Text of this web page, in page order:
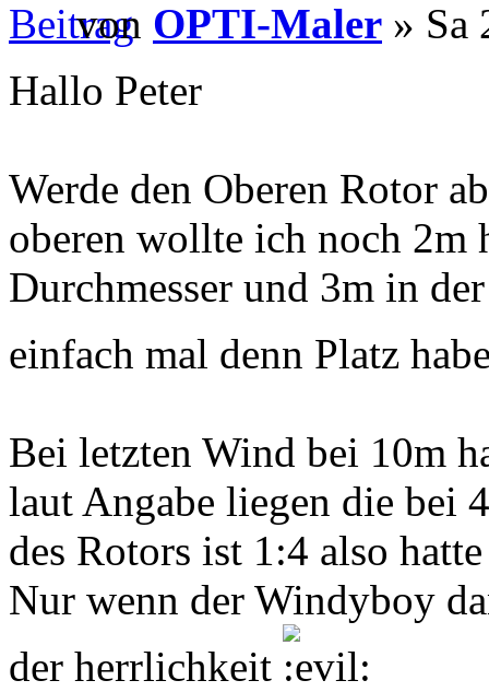
von OPTI-Maler » Sa
Hallo Peter
Werde den Oberen Rotor
oberen wollte ich noch 2m
Durchmesser und 3m in
einfach mal denn Platz
Bei letzten Wind bei 10m
laut Angabe liegen die bei
des Rotors ist 1:4 also
Nur wenn der Windyboy
der herrlichkeit